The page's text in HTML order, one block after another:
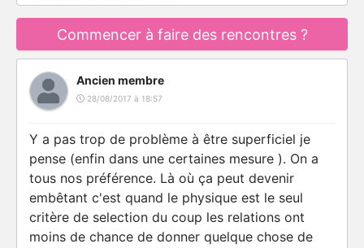
Commencer à faire des rencontres ?
Ancien membre
28/08/2017 à 18:57
Y a pas trop de problème à être superficiel je
pense (enfin dans une certaines mesure ). On a
tous nos préférence. Là où ça peut devenir
embêtant c'est quand le physique est le seul
critère de selection du coup les relations ont
moins de chance de donner quelque chose de